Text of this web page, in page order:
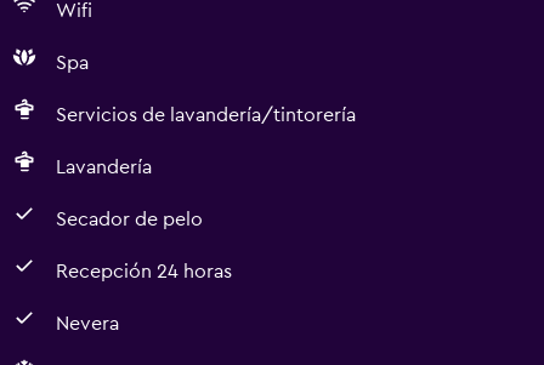
Wifi
Spa
Servicios de lavandería/tintorería
Lavandería
Secador de pelo
Recepción 24 horas
Nevera